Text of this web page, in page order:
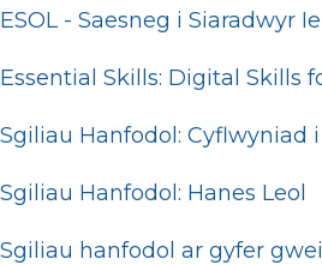
ESOL - Saesneg i Siaradwyr
Essential Skills: Digital Skills
Sgiliau Hanfodol: Cyflwyniad i
Sgiliau Hanfodol: Hanes Leol
Sgiliau hanfodol ar gyfer